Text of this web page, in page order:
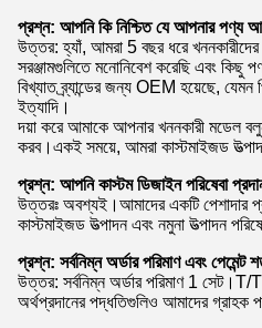
প্রশ্ন: আপনি কি নিশ্চিত যে আপনার পণ্য
উত্তর: হ্যাঁ, আমরা 5 বছর ধরে খননকারীদের
সরঞ্জামগুলিতে মনোনিবেশ করেছি এবং কিছু
বিখ্যাত ব্র্যান্ডের জন্য OEM হয়েছে, যেমন
ইত্যাদি।
দয়া করে আমাকে আপনার খননকারী মডেল
করব।একই সময়ে, আমরা কাস্টমাইজড
প্রশ্ন: আপনি কাস্টম ডিজাইন পরিষেবা
উত্তরঃ অবশ্যই।আমাদের একটি পেশাদার
কাস্টমাইজড উত্পাদন এবং নমুনা উত্পাদন
প্রশ্ন: সর্বনিম্ন অর্ডার পরিমাণ এবং পেমেন্ট
উত্তর: সর্বনিম্ন অর্ডার পরিমাণ 1 সেট।T/T
অর্থপ্রদানের পদ্ধতিগুলিও আমাদের গ্রাহক